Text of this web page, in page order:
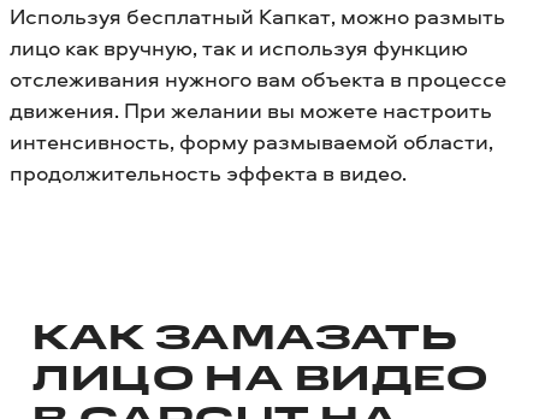
Используя бесплатный Капкат, можно размыть
лицо как вручную, так и используя функцию
отслеживания нужного вам объекта в процессе
движения. При желании вы можете настроить
интенсивность, форму размываемой области,
продолжительность эффекта в видео.
КАК ЗАМАЗАТЬ
ЛИЦО НА ВИДЕО